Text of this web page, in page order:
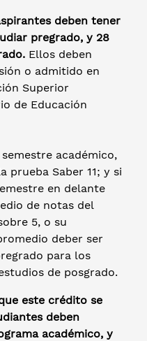
deben tener
pregrado, y 28
Ellos deben
o admitido en
Superior
de Educación
académico,
prueba Saber 11; y si
en delante
de notas del
5, o su
deber ser
para los
de posgrado.
este crédito se
deben
académico, y